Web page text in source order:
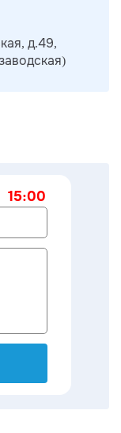
д.49,
15:00